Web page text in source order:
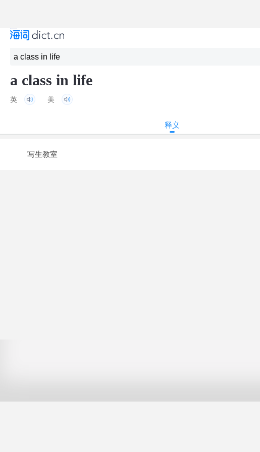
a class in life
英 美
释义
写生教室